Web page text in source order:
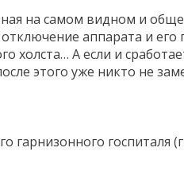
на самом видном и
аппарата и
холста… А если и
этого уже никто не